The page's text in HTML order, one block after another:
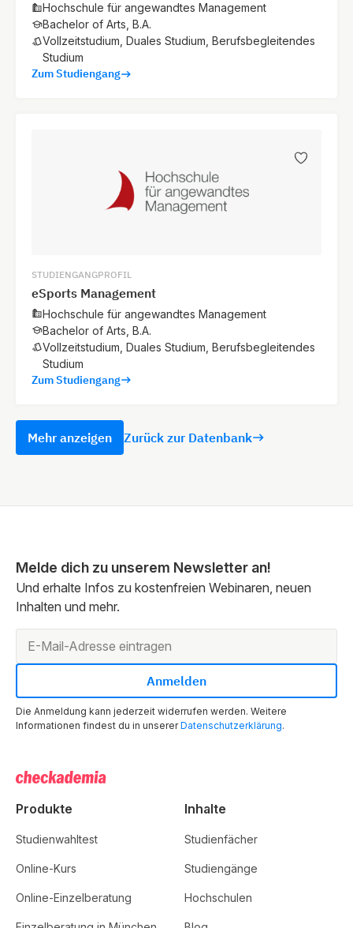
Hochschule für angewandtes Management
Bachelor of Arts, B.A.
Vollzeitstudium, Duales Studium, Berufsbegleitendes
Studium
Zum Studiengang
STUDIENGANGPROFIL
eSports Management
Hochschule für angewandtes Management
Bachelor of Arts, B.A.
Vollzeitstudium, Duales Studium, Berufsbegleitendes
Studium
Zum Studiengang
Mehr anzeigen Zurück zur Datenbank
Melde dich zu unserem Newsletter an!
Und erhalte Infos zu kostenfreien Webinaren, neuen
Inhalten und mehr.
Die Anmeldung kann jederzeit widerrufen werden. Weitere
Informationen findest du in unsererDatenschutzerklärung.
Produkte
Studienwahltest
Online-Kurs
Online-Einzelberatung
Inhalte
Studienfächer
Studiengänge
Hochschulen